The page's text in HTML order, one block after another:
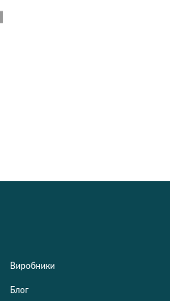
Виробники
Блог